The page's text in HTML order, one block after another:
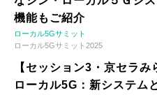
機能もご紹介
ローカル5Gサミット
ローカル5Gサミット2025
【セッション3・京セラ
ローカル5G：新システム